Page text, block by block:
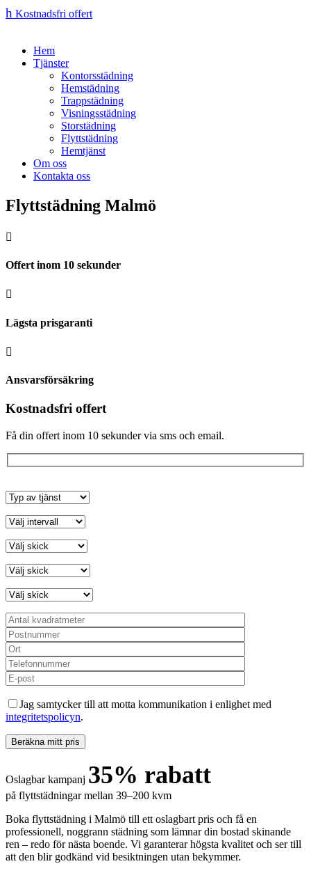
h Kostnadsfri offert
Hem
Tjänster
Kontorsstädning
Hemstädning
Trappstädning
Visningsstädning
Storstädning
Flyttstädning
Hemtjänst
Om oss
Kontakta oss
Flyttstädning Malmö

Offert inom 10 sekunder

Lägsta prisgaranti

Ansvarsförsäkring
Kostnadsfri offert
Få din offert inom 10 sekunder via sms och email.
Jag samtycker till att motta kommunikation i enlighet med
integritetspolicyn.
Oslagbar kampanj 35% rabatt
på flyttstädningar mellan 39–200 kvm
Boka flyttstädning i Malmö till ett oslagbart pris och få en
professionell, noggrann städning som lämnar din bostad skinande
ren – redo för nästa boende. Vi garanterar högsta kvalitet och ser till
att den blir godkänd vid besiktningen utan bekymmer.